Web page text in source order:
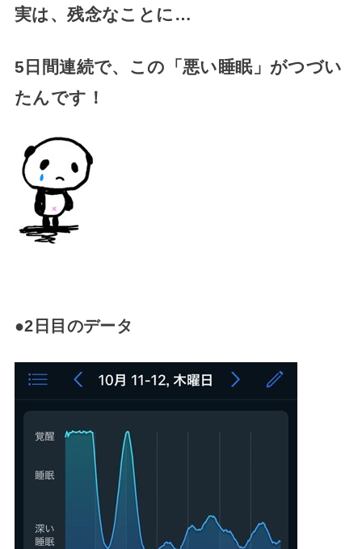
実は、残念なことに…
5日間連続で、この「悪い睡眠」がつづい
たんです！
●2日目のデータ